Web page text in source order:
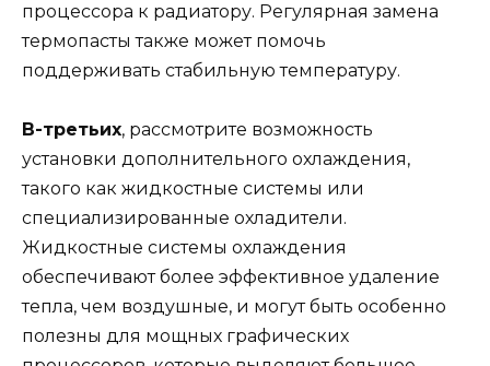
процессора к радиатору. Регулярная замена
термопасты также может помочь
поддерживать стабильную температуру.
В-третьих, рассмотрите возможность
установки дополнительного охлаждения,
такого как жидкостные системы или
специализированные охладители.
Жидкостные системы охлаждения
обеспечивают более эффективное удаление
тепла, чем воздушные, и могут быть особенно
полезны для мощных графических